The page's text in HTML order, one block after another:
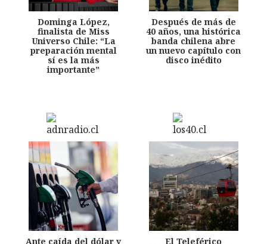
Dominga López,
finalista de Miss
Universo Chile: “La
preparación mental
sí es la más
importante”
Después de más de
40 años, una histórica
banda chilena abre
un nuevo capítulo con
disco inédito
Ante caída del dólar y
El Teleférico